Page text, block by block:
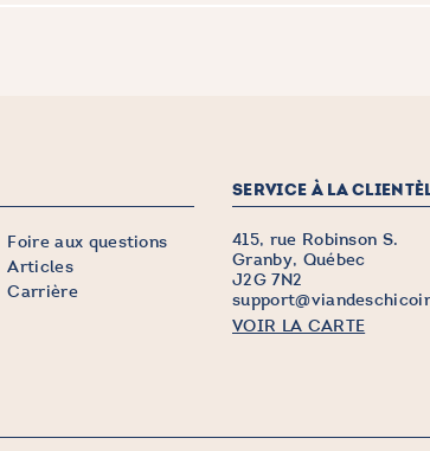
Foire aux questions
Articles
Carrière
SERVICE À LA
415, rue Robinson S.
Granby, Québec
J2G 7N2
VOIR LA CARTE